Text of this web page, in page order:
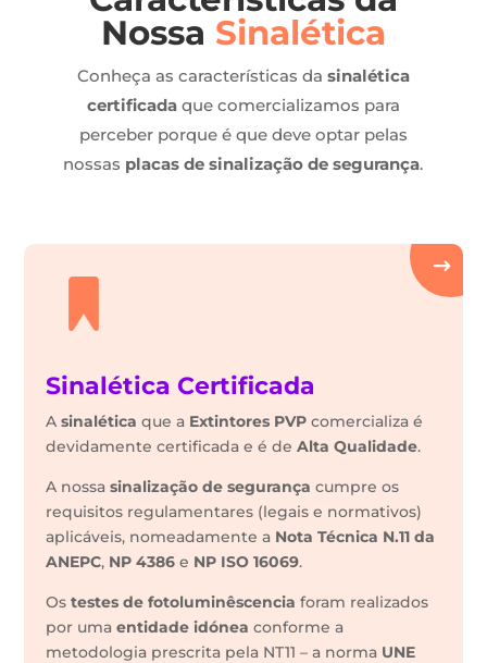
Nossa Sinalética
Conheça as características da sinalética
certificadaque comercializamos para
perceber porque é que deve optar pelas
nossas placas de sinalização de segurança.
Sinalética Certificada
Asinalética que a Extintores PVP comercializa é
devidamente certificada e é deAlta Qualidade.
A nossasinalização de segurança cumpre os
requisitos regulamentares (legais e normativos)
aplicáveis, nomeadamente a Nota Técnica N.11 da
ANEPC, NP 4386 e NP ISO 16069.
Ostestes de fotoluminêscencia foram realizados
por umaentidade idónea conforme a
metodologia prescrita pela NT11 – a norma UNE